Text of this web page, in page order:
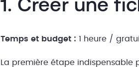
Temps et budget : 1 heure /
La première étape